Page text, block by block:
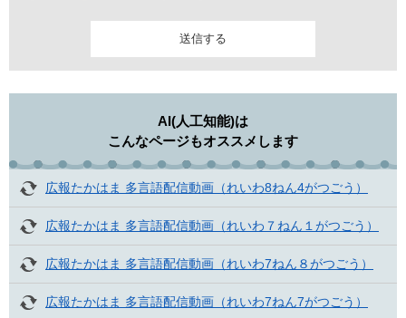
AI(人工知能)は
こんなページもオススメします
広報たかはま 多言語配信動画（れいわ8ねん4がつごう）
広報たかはま 多言語配信動画（れいわ７ねん１がつごう）
広報たかはま 多言語配信動画（れいわ7ねん８がつごう）
広報たかはま 多言語配信動画（れいわ7ねん7がつごう）